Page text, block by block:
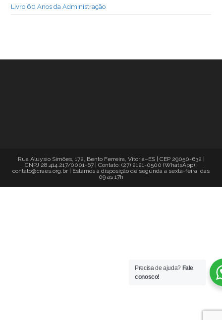
Livro 60 Anos da Administração
Rua Aluysio Simões, 172, Bento Ferreira, Vitória–ES | CEP 29050-632 |
CNPJ 28.414.217/0001-67 | Contato: (27) 2121-0500 (WhatsApp) |
contato@craes.org.br | Estamos à disposição de segunda a sexta-feira, das
09 às 17h
Precisa de ajuda? Fale
conosco!